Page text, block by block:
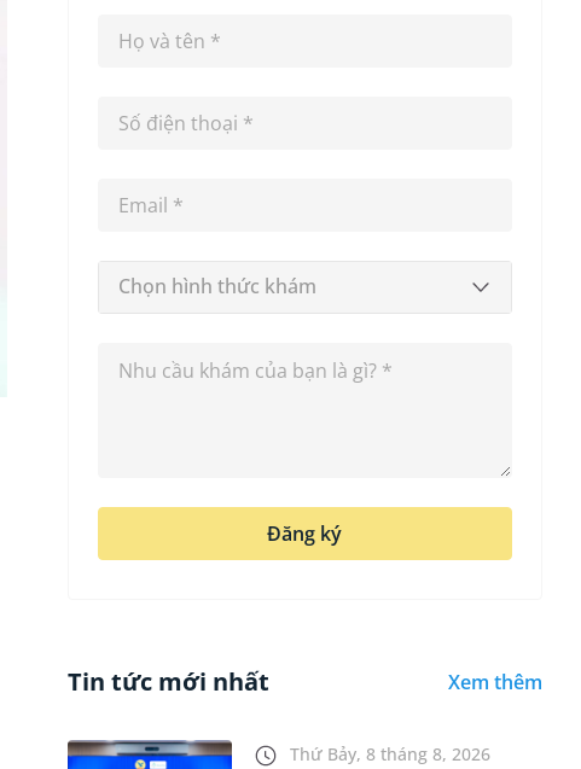
Chọn hình thức khám
Đăng ký
Tin tức mới nhất Xem thêm
Thứ Bảy, 8 tháng 8, 2026